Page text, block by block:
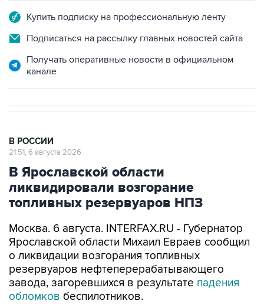
Купить подписку на профессиональную ленту
Подписаться на рассылку главных новостей сайта
Получать оперативные новости в официальном
канале
В РОССИИ
21:51, 6 августа 2026
В Ярославской области
ликвидировали возгорание
топливных резервуаров НПЗ
Москва. 6 августа. INTERFAX.RU - Губернатор
Ярославской области Михаил Евраев сообщил
о ликвидации возгорания топливных
резервуаров нефтеперерабатывающего
завода, загоревшихся в результате падения
обломков беспилотников.